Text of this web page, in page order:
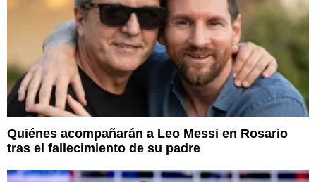
Quiénes acompañarán a Leo Messi en Rosario
tras el fallecimiento de su padre